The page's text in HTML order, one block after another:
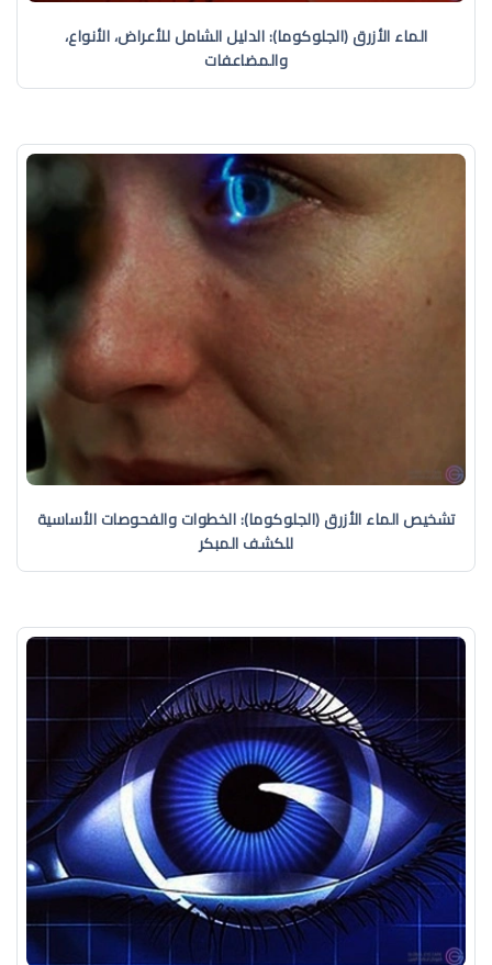
الماء الأزرق (الجلوكوما): الدليل الشامل للأعراض، الأنواع،
والمضاعفات
تشخيص الماء الأزرق (الجلوكوما): الخطوات والفحوصات الأساسية
للكشف المبكر